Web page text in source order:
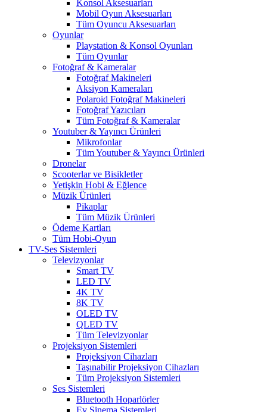
Konsol Aksesuarları
Mobil Oyun Aksesuarları
Tüm Oyuncu Aksesuarları
Oyunlar
Playstation & Konsol Oyunları
Tüm Oyunlar
Fotoğraf & Kameralar
Fotoğraf Makineleri
Aksiyon Kameraları
Polaroid Fotoğraf Makineleri
Fotoğraf Yazıcıları
Tüm Fotoğraf & Kameralar
Youtuber & Yayıncı Ürünleri
Mikrofonlar
Tüm Youtuber & Yayıncı Ürünleri
Dronelar
Scooterlar ve Bisikletler
Yetişkin Hobi & Eğlence
Müzik Ürünleri
Pikaplar
Tüm Müzik Ürünleri
Ödeme Kartları
Tüm Hobi-Oyun
TV-Ses Sistemleri
Televizyonlar
Smart TV
LED TV
4K TV
8K TV
OLED TV
QLED TV
Tüm Televizyonlar
Projeksiyon Sistemleri
Projeksiyon Cihazları
Taşınabilir Projeksiyon Cihazları
Tüm Projeksiyon Sistemleri
Ses Sistemleri
Bluetooth Hoparlörler
Ev Sinema Sistemleri